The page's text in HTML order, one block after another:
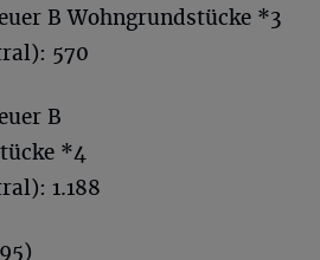
B Wohngrundstücke *3
570
B
*4
1.188